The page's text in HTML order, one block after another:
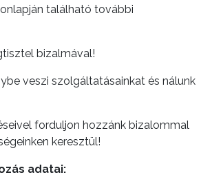
található további
bizalmával!
veszi szolgáltatásainkat és nálunk
forduljon hozzánk bizalommal
keresztül!
adatai: